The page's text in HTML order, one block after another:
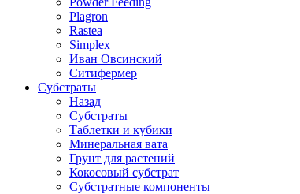
Plagron
Rastea
Simplex
Иван Овсинский
Ситифермер
Субстраты
Назад
Субстраты
Таблетки и кубики
Минеральная вата
Грунт для растений
Кокосовый субстрат
Субстратные компоненты